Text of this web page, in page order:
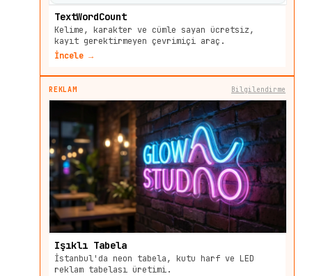
TextWordCount
Kelime, karakter ve cümle sayan ücretsiz,
kayıt gerektirmeyen çevrimiçi araç.
İncele →
REKLAM Bilgilendirme
Işıklı Tabela
İstanbul'da neon tabela, kutu harf ve LED
reklam tabelası üretimi.